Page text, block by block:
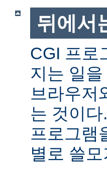
뒤에서
CGI 프로
지는 일
브라우저
는 것이
프로그램
별로 쓸